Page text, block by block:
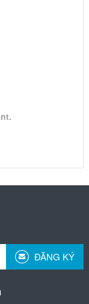
ĐĂNG KÝ